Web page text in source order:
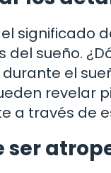
significado
sueño.
el
revelar
a través de
ser